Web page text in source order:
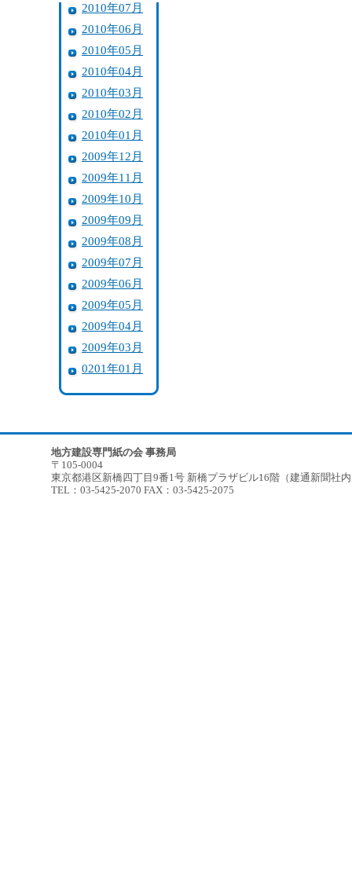
2010年07月
2010年06月
2010年05月
2010年04月
2010年03月
2010年02月
2010年01月
2009年12月
2009年11月
2009年10月
2009年09月
2009年08月
2009年07月
2009年06月
2009年05月
2009年04月
2009年03月
0201年01月
地方建設専門紙の会 事務局
〒105-0004
東京都港区新橋四丁目9番1号 新橋プラザビル16階（建通新聞社
TEL：03-5425-2070 FAX：03-5425-2075